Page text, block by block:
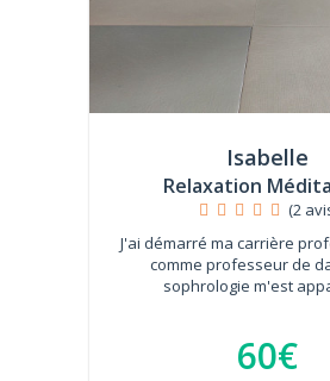
Isabelle
Relaxation
(2
J'ai démarré ma carrière
comme professeur de
sophrologie m'est
60€